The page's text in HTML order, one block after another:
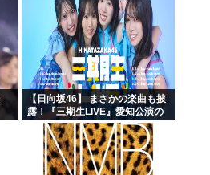
【日向坂46】 まさかの楽曲も披
露！『三期生LIVE』愛知公演の
レポがこちら